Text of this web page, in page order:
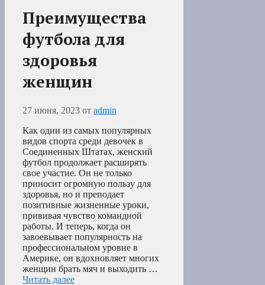
Преимущества
футбола для
здоровья
женщин
27 июня, 2023 от admin
Как один из самых популярных
видов спорта среди девочек в
Соединенных Штатах, женский
футбол продолжает расширять
свое участие. Он не только
приносит огромную пользу для
здоровья, но и преподает
позитивные жизненные уроки,
прививая чувство командной
работы. И теперь, когда он
завоевывает популярность на
профессиональном уровне в
Америке, он вдохновляет многих
женщин брать мяч и выходить …
Читать далее